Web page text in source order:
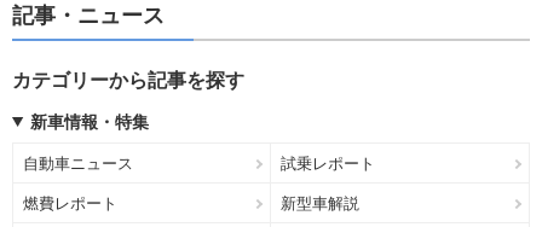
記事・ニュース
カテゴリーから記事を探す
新車情報・特集
自動車ニュース 試乗レポート
燃費レポート 新型車解説